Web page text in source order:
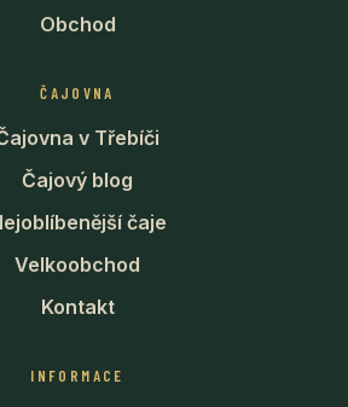
Obchod
ČAJOVNA
v Třebíči
Čajový blog
čaje
Velkoobchod
Kontakt
INFORMACE